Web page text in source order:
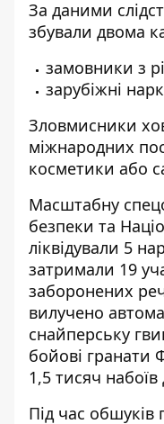
За даними
збували двома
замовники з
зарубіжні
Зловмисники
міжнародних
косметики або
Масштабну
безпеки та
ліквідували 5
затримали 19
заборонених
вилучено
снайперську
бойові гранати
1,5 тисяч набоїв
Під час